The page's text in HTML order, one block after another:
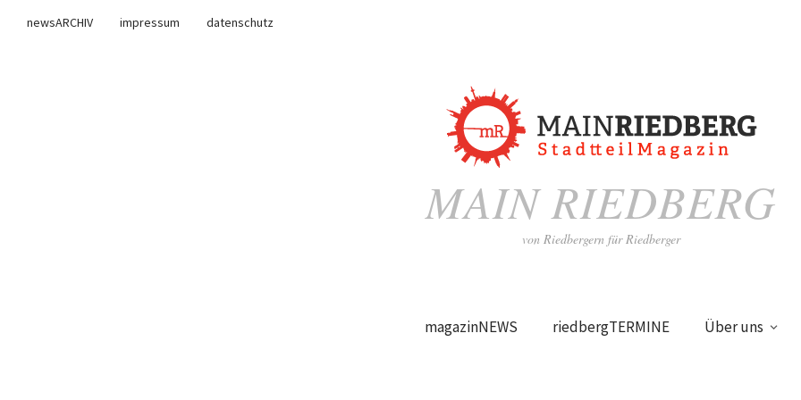
newsARCHIV impressum
datenschutz
MAIN RIEDBERG
von Riedbergern für Riedberger
magazinNEWS riedbergTERMINE Über uns